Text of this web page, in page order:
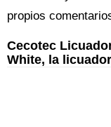
propios
Cecotec
White, la